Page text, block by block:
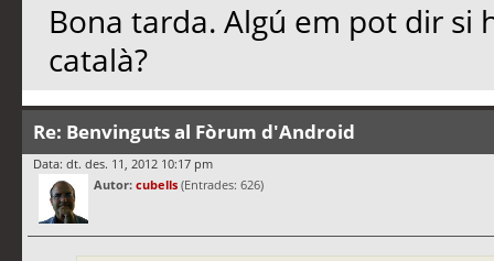
Bona tarda. Algú em pot dir
català?
Re: Benvinguts al Fòrum d'Android
Data: dt. des. 11, 2012 10:17 pm
Autor: cubells (Entrades: 626)